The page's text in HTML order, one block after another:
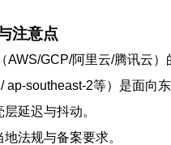
注意点
GCP/阿里云/腾讯云）
southeast-2等）是面向
延迟与抖动。
法规与备案要求。